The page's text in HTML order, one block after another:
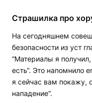
Страшилка про
На сегодняшнем
безопасности из уст
“Материалы я
есть“. Это напомнило
я сейчас вам покажу,
нападение“.